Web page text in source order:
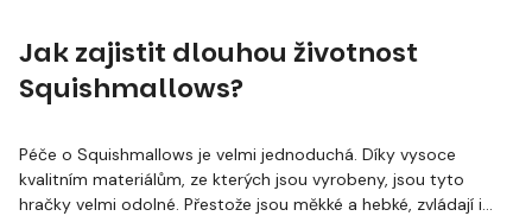
Jak zajistit dlouhou životnost
Squishmallows?
Péče o Squishmallows je velmi jednoduchá. Díky vysoce
kvalitním materiálům, ze kterých jsou vyrobeny, jsou tyto
hračky velmi odolné. Přestože jsou měkké a hebké, zvládají i